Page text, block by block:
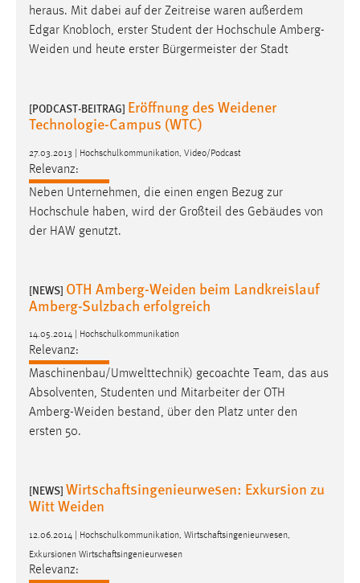
heraus. Mit dabei auf der Zeitreise waren außerdem
Edgar Knobloch, erster Student der Hochschule Amberg-
Weiden und heute erster Bürgermeister der Stadt
[PODCAST-BEITRAG] Eröffnung des Weidener
Technologie-Campus (WTC)
27.03.2013 | Hochschulkommunikation, Video/Podcast
Relevanz:
Neben Unternehmen, die einen engen Bezug zur
Hochschule haben, wird der Großteil des Gebäudes von
der HAW genutzt.
[NEWS] OTH Amberg-Weiden beim Landkreislauf
Amberg-Sulzbach erfolgreich
14.05.2014 | Hochschulkommunikation
Relevanz:
Maschinenbau/Umwelttechnik) gecoachte Team, das aus
Absolventen, Studenten und Mitarbeiter der OTH
Amberg-Weiden bestand, über den Platz unter den
ersten 50.
[NEWS] Wirtschaftsingenieurwesen: Exkursion zu
Witt Weiden
12.06.2014 | Hochschulkommunikation, Wirtschaftsingenieurwesen,
Exkursionen Wirtschaftsingenieurwesen
Relevanz:
MibewSessionID, MIBEW_UserID, mibew_locale, mibew-
chat-frame-style-5e9dbeb1811c0446
Zweck:
Cookie Laufzeit:
MibewSessionID, mibew-chat-frame-style-
5e9dbeb1811c0446 = Sitzungslaufzeit, mibew_locale = 3
Jahre, MIBEW_UserID = 1 Jahr
Login
Name:
Dieser Cookie ist notwendig um sich an der Website
einloggen zu können.
Cookie Laufzeit:
24 Stunden
STATISTIK
unsere Besucher unsere Website nutzen.
Matomo
Name:
_pk_ref, _pk_cvar, _pk_id, _pk_ses